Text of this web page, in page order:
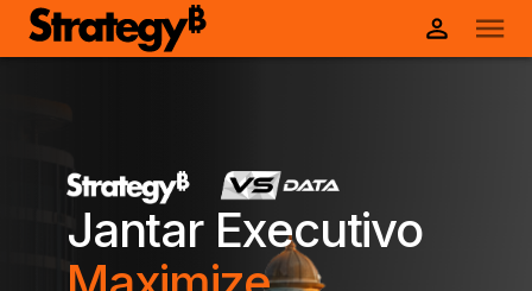
Jantar Executivo